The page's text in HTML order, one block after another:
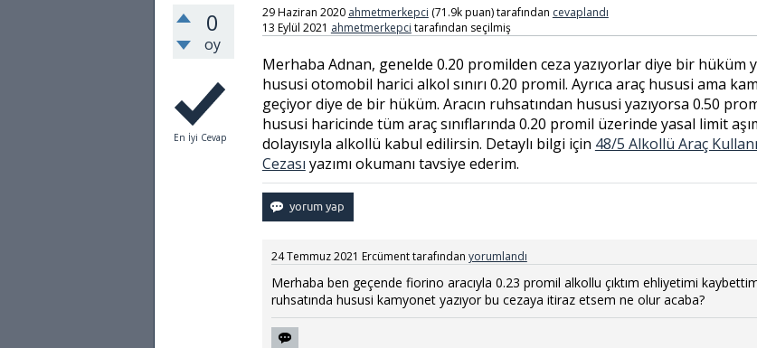
0
oy
29 Haziran 2020 ahmetmerkepci (71.9kpuan)tarafından cevaplandı
13 Eylül 2021 ahmetmerkepci tarafından seçilmiş
En İyi Cevap
Merhaba Adnan, genelde 0.20 promilden ceza yazıyorlar diye bir hüküm
hususi otomobil harici alkol sınırı 0.20 promil. Ayrıca araç hususi ama
geçiyor diye de bir hüküm. Aracın ruhsatından hususi yazıyorsa 0.50
hususi haricinde tüm araç sınıflarında 0.20 promil üzerinde yasal limit
dolayısıyla alkollü kabul edilirsin. Detaylı bilgi için 48/5 Alkollü Araç
Cezası yazımı okumanı tavsiye ederim.
24 Temmuz 2021 Ercümenttarafından yorumlandı
Merhaba ben geçende fiorino aracıyla 0.23 promil alkollu çıktım ehliyetimi
ruhsatında hususi kamyonet yazıyor bu cezaya itiraz etsem ne olur acaba?